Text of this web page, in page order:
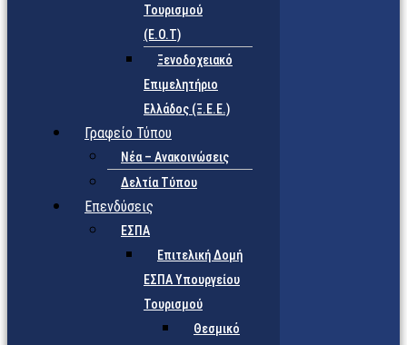
Τουρισμού
(Ε.Ο.Τ)
Ξενοδοχειακό
Επιμελητήριο
Ελλάδος (Ξ.Ε.Ε.)
Γραφείο Τύπου
Νέα – Ανακοινώσεις
Δελτία Τύπου
Επενδύσεις
ΕΣΠΑ
Επιτελική Δομή
ΕΣΠΑ Υπουργείου
Τουρισμού
Θεσμικό